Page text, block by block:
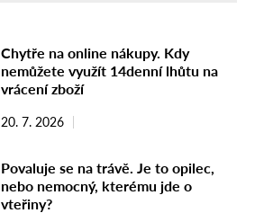
Chytře na online nákupy. Kdy
nemůžete využít 14denní lhůtu na
vrácení zboží
20. 7. 2026
Povaluje se na trávě. Je to opilec,
nebo nemocný, kterému jde o
vteřiny?